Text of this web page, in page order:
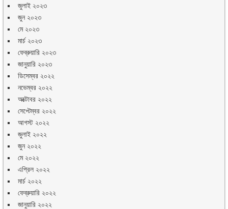
জুলাই ২০২৩
জুন ২০২৩
মে ২০২৩
মার্চ ২০২৩
ফেব্রুয়ারি ২০২৩
জানুয়ারি ২০২৩
ডিসেম্বর ২০২২
নভেম্বর ২০২২
অক্টোবর ২০২২
সেপ্টেম্বর ২০২২
আগস্ট ২০২২
জুলাই ২০২২
জুন ২০২২
মে ২০২২
এপ্রিল ২০২২
মার্চ ২০২২
ফেব্রুয়ারি ২০২২
জানুয়ারি ২০২২